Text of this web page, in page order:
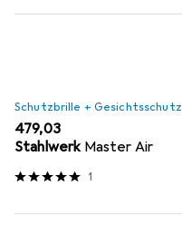
Schutzbrille + Gesichtsschutz
EUR
479,03
Stahlwerk Master Air
1